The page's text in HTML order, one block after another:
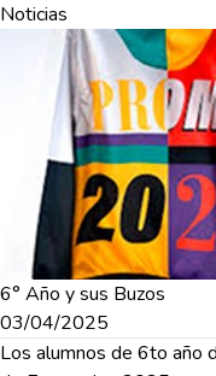
Noticias
6° Año y sus Buzos
03/04/2025
Los alumnos de 6to año